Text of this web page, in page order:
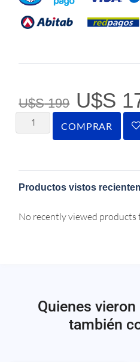
U$S199 U$S
COMPRAR
Productos vistos
No recently viewed products
Quienes
también